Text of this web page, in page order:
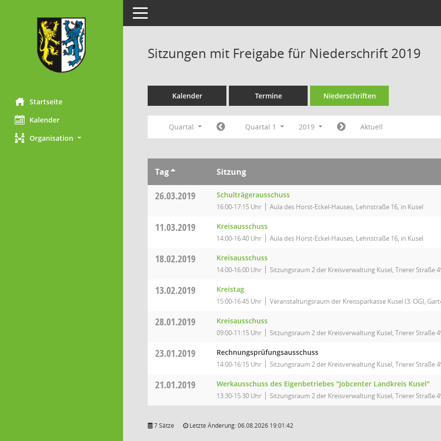
Startseite
Kalender
Organisation
Toggle navigation
Sitzungen mit Freigabe für Niederschrift 2019
Kalender Termine Niederschriften
Quartal Quartal 1 2019 Aktuell
Tag Sitzung
26.03.2019 Schulträgerausschuss
16:00-17:15 Uhr Aula des Horst-Eckel-Hauses, Lehnstraße 16, in Kusel
11.03.2019 Kreisausschuss
14:00-16:40 Uhr Aula des Horst-Eckel-Hauses, Lehnstraße 16, in Kusel
18.02.2019 Kreisausschuss
14:00-16:00 Uhr Sitzungsraum 2 der Kreisverwaltung Kusel, Trierer Straße
13.02.2019 Kreistag
15:00-16:45 Uhr Veranstaltungsraum der Kreissparkasse Kusel (3. OG),
28.01.2019 Kreisausschuss
09:00-11:15 Uhr Sitzungsraum 2 der Kreisverwaltung Kusel, Trierer Straße
23.01.2019 Rechnungsprüfungsausschuss
14:00-16:15 Uhr Sitzungsraum 2 der Kreisverwaltung Kusel, Trierer Straße
21.01.2019 Werkausschuss des Eigenbetriebes "Jobcenter Landkreis Kusel"
13:30-15:30 Uhr Sitzungsraum 2 der Kreisverwaltung Kusel, Trierer Straße
7 Sätze Letzte Änderung: 06.08.2026 19:01:42